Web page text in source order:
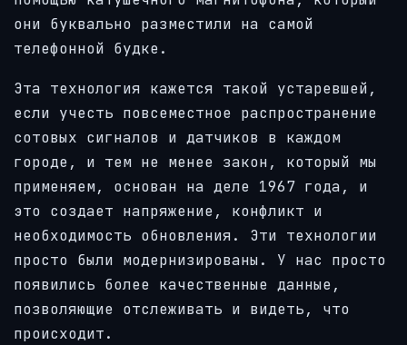
они буквально разместили на самой
телефонной будке.
Эта технология кажется такой устаревшей,
если учесть повсеместное распространение
сотовых сигналов и датчиков в каждом
городе, и тем не менее закон, который мы
применяем, основан на деле 1967 года, и
это создает напряжение, конфликт и
необходимость обновления. Эти технологии
просто были модернизированы. У нас просто
появились более качественные данные,
позволяющие отслеживать и видеть, что
происходит.